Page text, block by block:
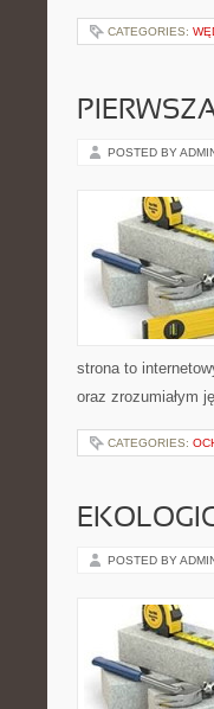
CATEGORIES:
POSTED BY
strona to
oraz zrozumiałym
CATEGORIES:
POSTED BY